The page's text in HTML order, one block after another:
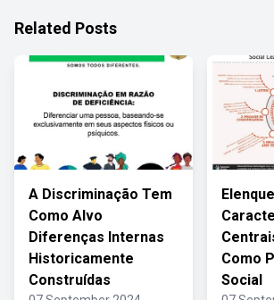
Related Posts
A Discriminação Tem
Como Alvo
Diferenças Internas
Historicamente
Construídas
Como
Social